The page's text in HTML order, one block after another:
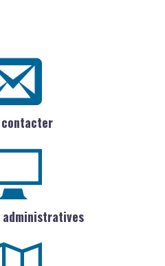
contacter
administratives